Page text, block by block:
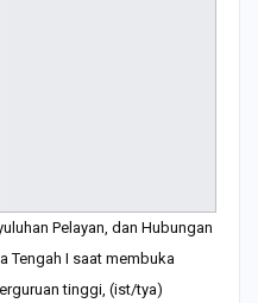
Pelayan, dan Hubungan
Tengah I saat membuka
tinggi, (ist/tya)